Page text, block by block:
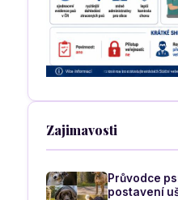
Zajimavosti
Průvodce
postavení